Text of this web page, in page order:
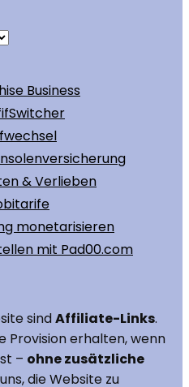
Business
& Verlieben
monetarisieren
mit Pad00.com
sindAffiliate-Links.
Provision erhalten, wenn
– ohne zusätzliche
die Website zu